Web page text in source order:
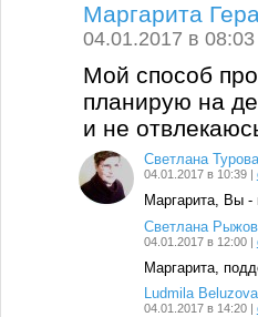
Маргарита
04.01.2017 в
Мой способ
планирую на
и не
Светлана Турова
04.01.2017 в 10:39 |
Маргарита, Вы -
Светлана
04.01.2017 в 12:00 |
Маргарита,
Ludmila Beluzova
04.01.2017 в 14:20 |